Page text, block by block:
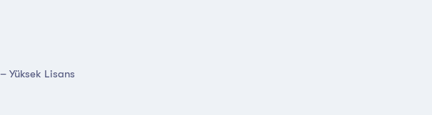
Yüksek Lisans